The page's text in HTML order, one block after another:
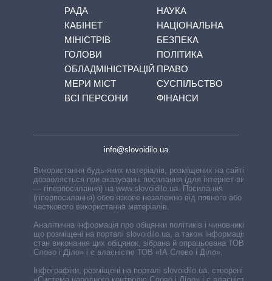
РАДА
КАБІНЕТ
МІНІСТРІВ
ГОЛОВИ
ОБЛАДМІНІСТРАЦІЙ
МЕРИ МІСТ
ВСІ ПЕРСОНИ
НАУКА
НАЦІОНАЛЬНА
БЕЗПЕКА
ПОЛІТИКА
ПРАВО
СУСПІЛЬСТВО
ФІНАНСИ
info@slovoidilo.ua
Використання будь-яких матеріалів, розміщених на сайті,
дозволяється при вказуванні посилання (для інтернет-видань
— гіперпосилання) на www.slovoidilo.ua. Посилання
(гіперпосилання) обов’язкове незалежно від повного або
часткового використання матеріалів.
Аналітична інформація про обіцянки політиків і чиновників,
що розміщені на порталі slovoidilo.ua, а також інформація про
стан виконання цих обіцянок, зібрана й опрацьована ТОВ «ІА
Слово і Діло» і є власністю ТОВ «ІА Слово і Діло».
Інфографіки, розміщені на порталі slovoidilo.ua, створені ГО